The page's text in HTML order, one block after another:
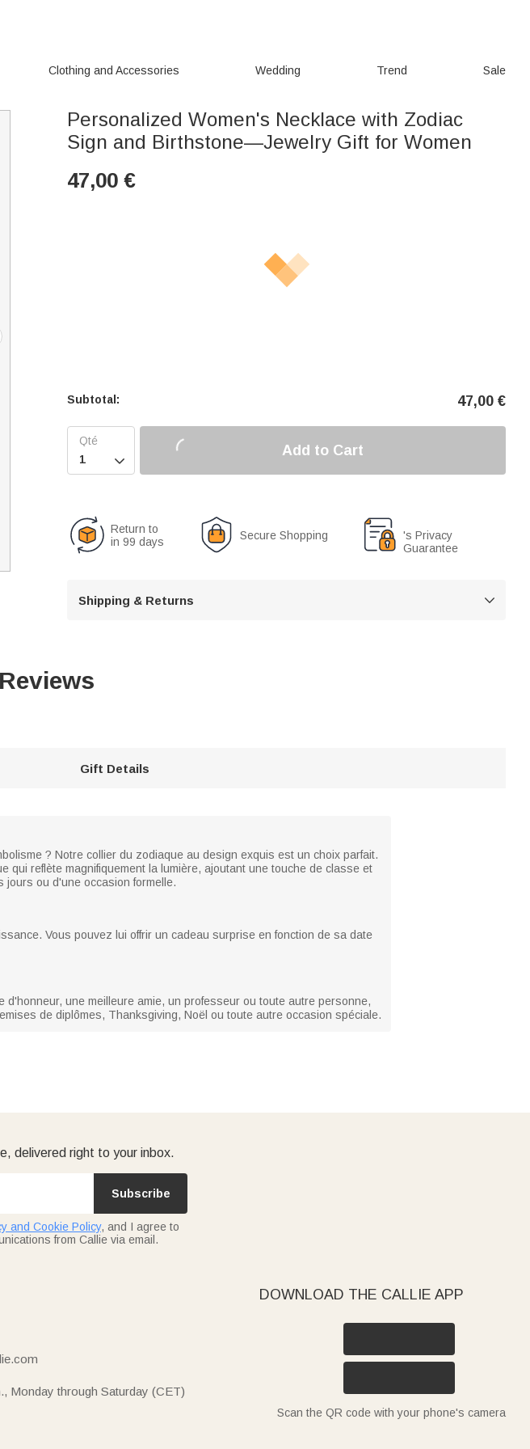
Clothing and Accessories Wedding Trend Sale
Personalized Women's Necklace with Zodiac
Sign and Birthstone—Jewelry Gift for Women
47,00 €
Subtotal: 47,00 €

Add to Cart
Return to
in 99 days
Secure Shopping
's Privacy
Guarantee
Shipping & Returns 
Gift Details
? Notre collier du zodiaque au design exquis est un choix parfait.
reflète magnifiquement la lumière, ajoutant une touche de classe et
ou d'une occasion formelle.
Vous pouvez lui offrir un cadeau surprise en fonction de sa date
une meilleure amie, un professeur ou toute autre personne,
de diplômes, Thanksgiving, Noël ou toute autre occasion spéciale.
delivered right to your inbox.
Subscribe
and Cookie Policy, and I agree to
from Callie via email.
Monday through Saturday (CET)
DOWNLOAD THE CALLIE APP
Scan the QR code with your phone's camera